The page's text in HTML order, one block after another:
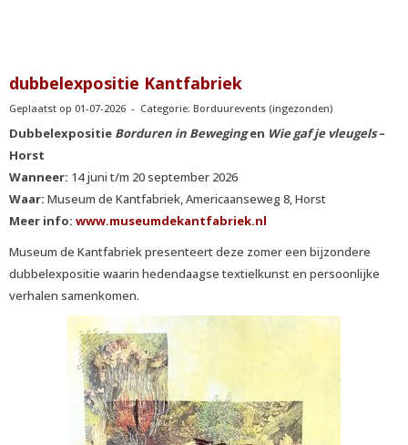
dubbelexpositie Kantfabriek
Geplaatst op 01-07-2026 - Categorie: Borduurevents (ingezonden)
Dubbelexpositie Borduren in Bewegingen Wie gaf je vleugels–
Horst
Wanneer: 14 juni t/m 20 september 2026
Waar: Museum de Kantfabriek, Americaanseweg 8, Horst
Meer info: www.museumdekantfabriek.nl
Museum de Kantfabriek presenteert deze zomer een bijzondere
dubbelexpositie waarin hedendaagse textielkunst en persoonlijke
verhalen samenkomen.